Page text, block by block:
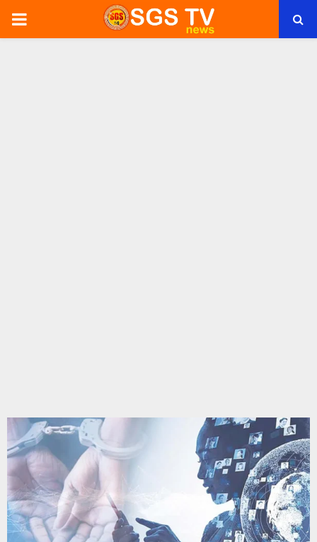
PRIMARY